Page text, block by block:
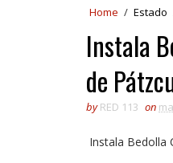
Home / Estado
Instala
de
by RED 113 on
Instala Bedolla